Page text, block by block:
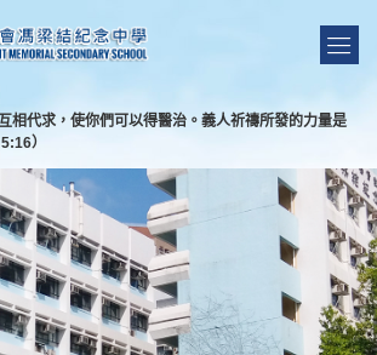
相代求，使你們可以得醫治。義人祈禱所發的力量是
）